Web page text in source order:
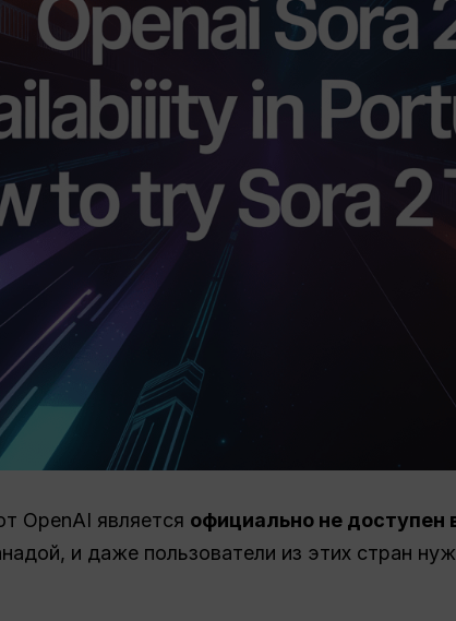
OpenAI является официально не доступен
и даже пользователи из этих стран